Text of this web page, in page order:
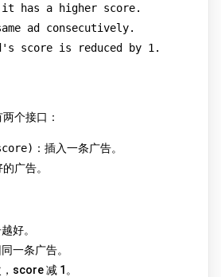
has a higher score.
ad consecutively.
score is reduced by 1.
个接口：
：插入一条广告。
广告。
好。
一条广告。
score 减 1。